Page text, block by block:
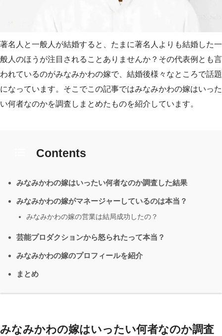
著名人と一般人が結婚すると、たまに著名人よりも結婚した一
般人のほうが注目されることありませんか？その代表例とも言
われているのがみなみかわの嫁で、結婚後様々なところで話題
になっています。そこでこの記事ではみなみかわの嫁はいった
い何者なのかを調査しまとめたものを紹介しています。
Contents
みなみかわの嫁はいったい何者なのか調査した結果
みなみかわの嫁がマネージャーしているのは本当？
みなみかわの嫁の営業は結局成功したの？
芸能プロダクションから怒られたって本当？
みなみかわの嫁のプロフィールを紹介
まとめ
みなみかわの嫁はいったい何者なのか調査